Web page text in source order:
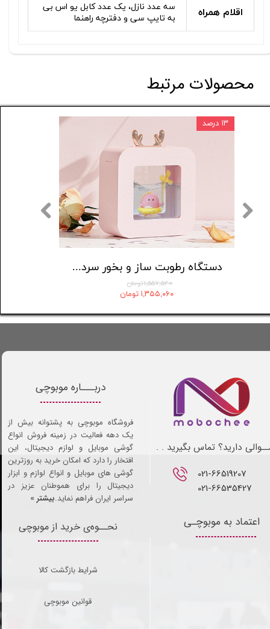
اقلام همراه
سه عدد نازل، یک عدد کابل یو اس بی
به تایپ سی و دفترچه راهنما
محصولات مرتبط
دستگاه رطوبت ساز و بخور سرد مدل A06
۱,۵۵۷,۵۴۰ تومان
۱,۳۵۵,۰۶۰ تومان
۱۳ درصد
021-66519207​​​​​​​
021-66535427
دارید؟ تماس بگیرید . .
نحــوه‌ی خرید از موبوچی
شرایط بازگشت کالا
قوانین موبوچی
اعتماد به موبوچـی
دربـــاره موبوچی
فروشگاه موبوچی به پشتوانه بیش از
یک دهه فعالیت در زمینه فروش انواع
گوشی موبایل و لوازم دیجیتال، این
افتخار را دارد که امکان خرید به روزترین
گوشی های موبایل و انواع لوازم و ابزار
دیجیتال را برای هموطنان عزیز در
سراسر ایران فراهم نماید.بیشتر »